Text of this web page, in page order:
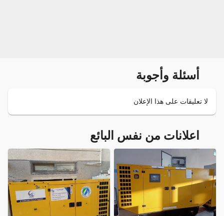
أسئلة وأجوبة
لا تعليقات على هذا الإعلان
اعلانات من نفس البائع